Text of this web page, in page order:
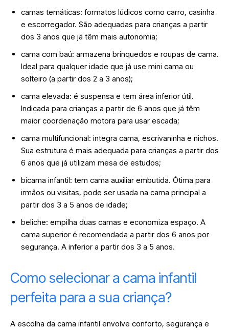
camas temáticas: formatos lúdicos como carro, casinha
e escorregador. São adequadas para crianças a partir
dos 3 anos que já têm mais autonomia;
cama com baú: armazena brinquedos e roupas de cama.
Ideal para qualquer idade que já use mini cama ou
solteiro (a partir dos 2 a 3 anos);
cama elevada: é suspensa e tem área inferior útil.
Indicada para crianças a partir de 6 anos que já têm
maior coordenação motora para usar escada;
cama multifuncional: integra cama, escrivaninha e nichos.
Sua estrutura é mais adequada para crianças a partir dos
6 anos que já utilizam mesa de estudos;
bicama infantil: tem cama auxiliar embutida. Ótima para
irmãos ou visitas, pode ser usada na cama principal a
partir dos 3 a 5 anos de idade;
beliche: empilha duas camas e economiza espaço. A
cama superior é recomendada a partir dos 6 anos por
segurança. A inferior a partir dos 3 a 5 anos.
Como selecionar a cama infantil
perfeita para a sua criança?
A escolha da cama infantil envolve conforto, segurança e